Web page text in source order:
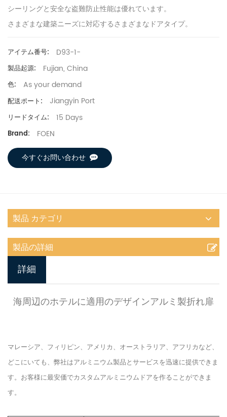
シーリングと安全な盗難防止性能は優れています。
さまざまな建築ニーズに対応するさまざまなドアタイプ。
アイテム番号: D93-1-
製品起源: Fujian, China
色: As your demand
配送ポート: Jiangyin Port
リードタイム: 15 Days
Brand: FOEN
今すぐお問い合わせ
製品 カテゴリ
製品の詳細
詳細
海周辺のホテルに適用のデザインアルミ製折れ扉
マレーシア、フィリピン、アメリカ、オーストラリア、アフリカなど、
どこにいても、弊社はアルミニウム製品とサービスを迅速に提供できま
す。お客様に最安価でカスタムアルミニウムドアを作ることができま
す。